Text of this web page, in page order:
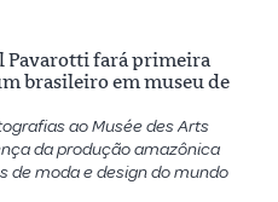
Pavarotti fará primeira
brasileiro em museu de
ao Musée des Arts
da produção amazônica
de moda e design do mundo